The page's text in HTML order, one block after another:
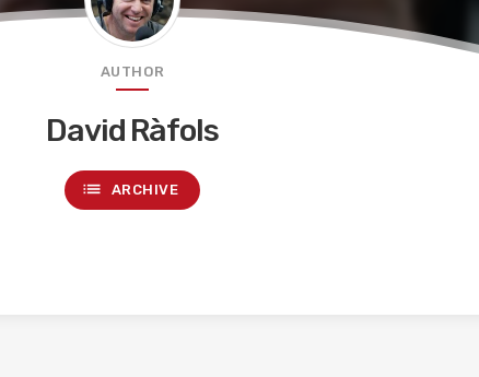
AUTHOR
David Ràfols
list ARCHIVE